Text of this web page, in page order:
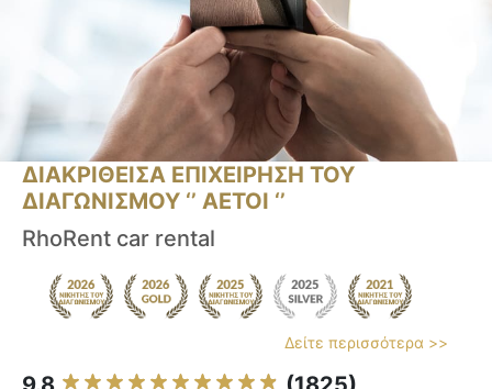
ΔΙΑΚΡΙΘΕΙΣΑ ΕΠΙΧΕΙΡΗΣΗ ΤΟΥ
ΔΙΑΓΩΝΙΣΜΟΥ ‘’ ΑΕΤΟΙ ‘’
RhoRent car rental
Δείτε περισσότερα >>